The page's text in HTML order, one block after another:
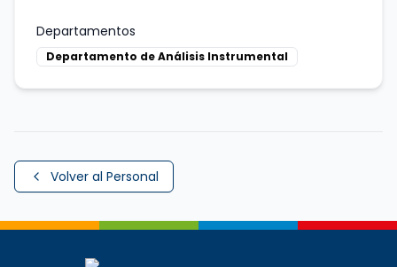
Departamentos
Departamento de Análisis Instrumental
Volver al Personal